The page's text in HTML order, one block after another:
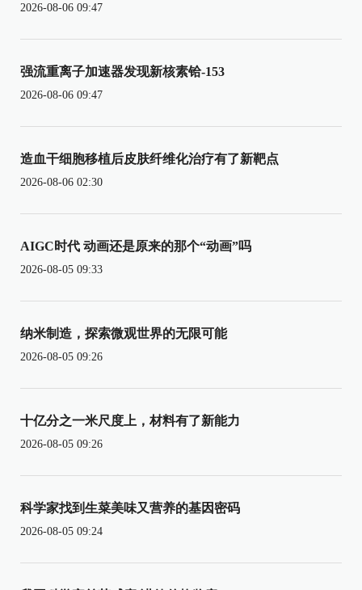
2026-08-06 09:47
强流重离子加速器发现新核素铪-153
2026-08-06 09:47
造血干细胞移植后皮肤纤维化治疗有了新靶点
2026-08-06 02:30
AIGC时代 动画还是原来的那个“动画”吗
2026-08-05 09:33
纳米制造，探索微观世界的无限可能
2026-08-05 09:26
十亿分之一米尺度上，材料有了新能力
2026-08-05 09:26
科学家找到生菜美味又营养的基因密码
2026-08-05 09:24